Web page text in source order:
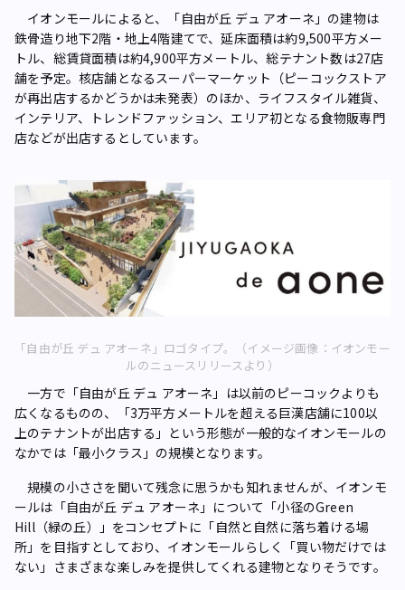
イオンモールによると、「自由が丘 デュ アオーネ」の建物は
鉄骨造り地下2階・地上4階建てで、延床面積は約9,500平方メー
トル、総賃貸面積は約4,900平方メートル、総テナント数は27店
舗を予定。核店舗となるスーパーマーケット（ピーコックストア
が再出店するかどうかは未発表）のほか、ライフスタイル雑貨、
インテリア、トレンドファッション、エリア初となる食物販専門
店などが出店するとしています。
「自由が丘 デュ アオーネ」ロゴタイプ。（イメージ画像：イオンモー
ルのニュースリリースより）
一方で「自由が丘 デュ アオーネ」は以前のピーコックよりも
広くなるものの、「3万平方メートルを超える巨漢店舗に100以
上のテナントが出店する」という形態が一般的なイオンモールの
なかでは「最小クラス」の規模となります。
規模の小ささを聞いて残念に思うかも知れませんが、イオンモ
ールは「自由が丘 デュ アオーネ」について「小径のGreen
Hill（緑の丘）」をコンセプトに「自然と自然に落ち着ける場
所」を目指すとしており、イオンモールらしく「買い物だけでは
ない」さまざまな楽しみを提供してくれる建物となりそうです。